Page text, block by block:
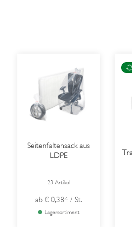
Seitenfaltensack aus
LDPE
23 Artikel
ab € 0,384 / St.
Lagersortiment